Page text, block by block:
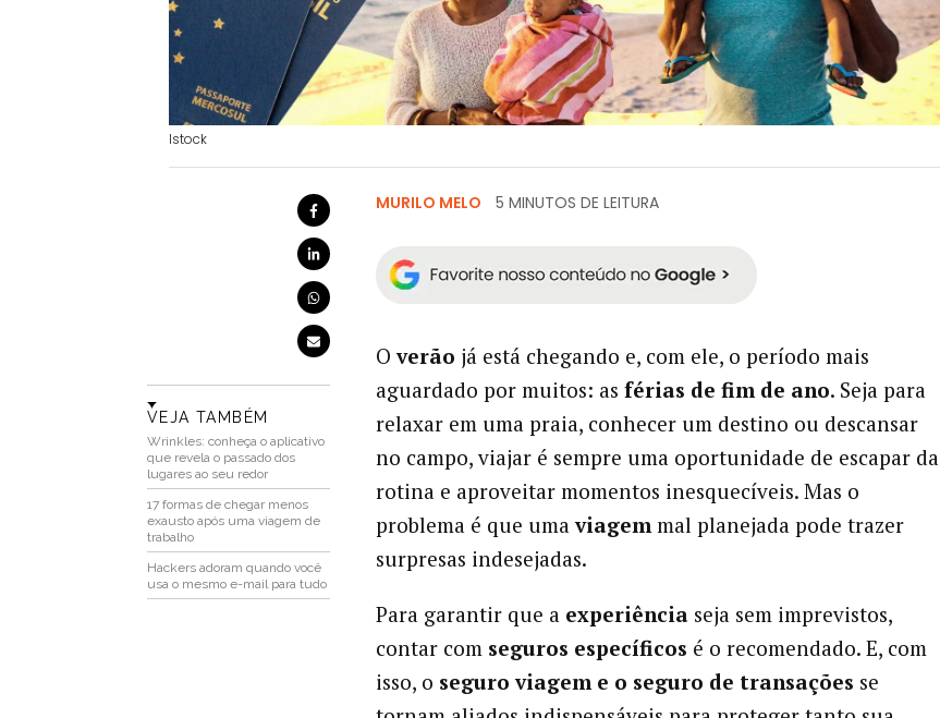
Istock
VEJA TAMBÉM
Wrinkles: conheça o aplicativo
que revela o passado dos
lugares ao seu redor
17 formas de chegar menos
exausto após uma viagem de
trabalho
Hackers adoram quando você
usa o mesmo e-mail para tudo
MURILO MELO 5 MINUTOS DE LEITURA
Overão já está chegando e, com ele, o período mais
aguardado por muitos: as férias de fim de ano. Seja para
relaxar em uma praia, conhecer um destino ou descansar
no campo, viajar é sempre uma oportunidade de escapar da
rotina e aproveitar momentos inesquecíveis. Mas o
problema é que umaviagemmal planejada pode trazer
surpresas indesejadas.
Para garantir que a experiênciaseja sem imprevistos,
contar com seguros específicos é o recomendado. E, com
isso, o seguro viagem e o seguro de transações se